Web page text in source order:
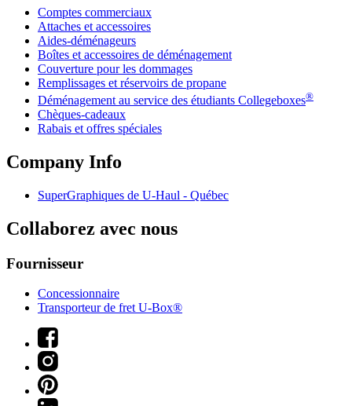
Comptes commerciaux
Attaches et accessoires
Aides-déménageurs
Boîtes et accessoires de déménagement
Couverture pour les dommages
Remplissages et réservoirs de propane
Déménagement au service des étudiants Collegeboxes®
Chèques-cadeaux
Rabais et offres spéciales
Company Info
SuperGraphiques de U-Haul - Québec
Collaborez avec nous
Fournisseur
Concessionnaire
Transporteur de fret U-Box®